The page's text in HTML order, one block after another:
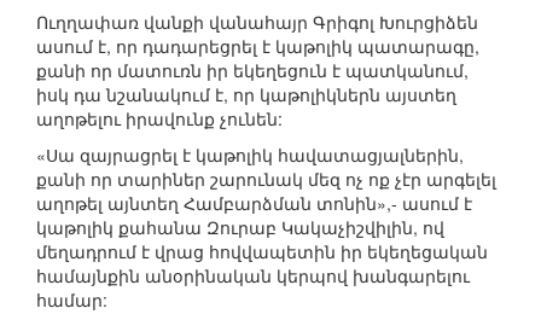
Ուղղափառ վանքի վանահայր Գրիգոլ Խուրցիձեն
ասում է, որ դադարեցրել է կաթոլիկ պատարագը,
քանի որ մատուռն իր եկեղեցուն է պատկանում,
իսկ դա նշանակում է, որ կաթոլիկներն այստեղ
աղոթելու իրավունք չունեն:
«Սա զայրացրել է կաթոլիկ հավատացյալներին,
քանի որ տարիներ շարունակ մեզ ոչ ոք չէր արգելել
աղոթել այնտեղ Համբարձման տոնին»,- ասում է
կաթոլիկ քահանա Զուրաբ Կակաչիշվիլին, ով
մեղադրում է վրաց հովվապետին իր եկեղեցական
համայնքին անօրինական կերպով խանգարելու
համար: